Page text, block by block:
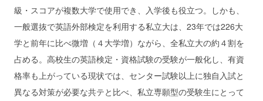
級・スコアが複数大学で使用でき、入学後も役立つ。しかも、
一般選抜で英語外部検定を利用する私立大は、23年では226大
学と前年に比べ微増（４大学増）ながら、全私立大の約４割を
占める。高校生の英語検定・資格試験の受験が一般化し、有資
格率も上がっている現状では、センター試験以上に独自入試と
異なる対策が必要な共テと比べ、私立専願型の受験生にとって